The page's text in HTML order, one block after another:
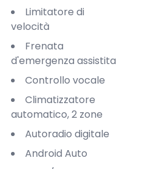
Limitatore di
velocità
Frenata
d'emergenza assistita
Controllo vocale
Climatizzatore
automatico, 2 zone
Autoradio digitale
Android Auto